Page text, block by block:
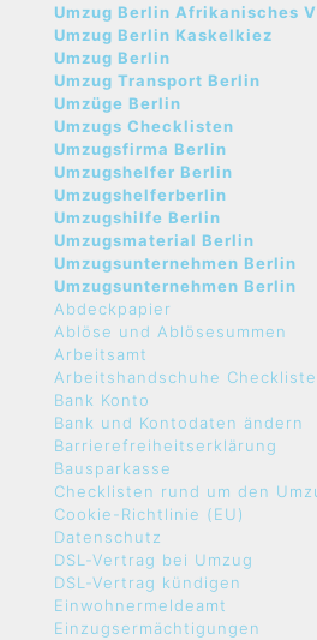
Umzug Berlin Afrikanisches
Umzug Berlin Kaskelkiez
Umzug Berlin
Umzug Transport Berlin
Umzüge Berlin
Umzugs Checklisten
Umzugsfirma Berlin
Umzugshelfer Berlin
Umzugshelferberlin
Umzugshilfe Berlin
Umzugsmaterial Berlin
Umzugsunternehmen Berlin
Umzugsunternehmen Berlin
Abdeckpapier
Ablöse und Ablösesummen
Arbeitsamt
Arbeitshandschuhe Checkliste
Bank Konto
Bank und Kontodaten ändern
Barrierefreiheitserklärung
Bausparkasse
Checklisten rund um den
Cookie-Richtlinie (EU)
Datenschutz
DSL-Vertrag bei Umzug
DSL-Vertrag kündigen
Einwohnermeldeamt
Einzugsermächtigungen